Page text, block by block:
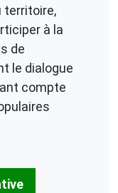
territoire,
à la
de
le dialogue
compte